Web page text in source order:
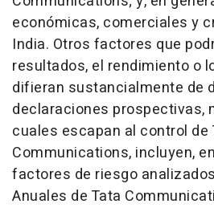
económicas, comerciales y
India. Otros factores que
resultados, el rendimiento o
difieran sustancialmente de
declaraciones prospectivas,
cuales escapan al control de
Communications, incluyen,
factores de riesgo
Anuales de Tata